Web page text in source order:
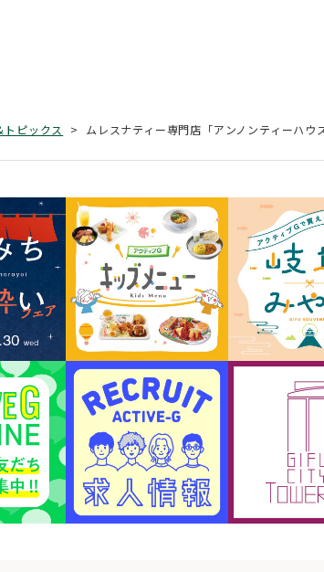
ピックス ムレスナティー専門店「アンノンティーハウ